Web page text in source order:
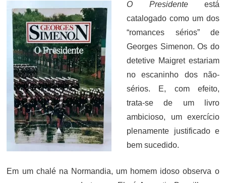
O Presidenteestá
catalogado como um dos
“romances sérios” de
Georges Simenon. Os do
detetive Maigret estariam
no escaninho dos não-
sérios. E, com efeito,
trata-se de um livro
ambicioso, um exercício
plenamente justificado e
bem sucedido.
Em um chalé na Normandia, um homem idoso observa o